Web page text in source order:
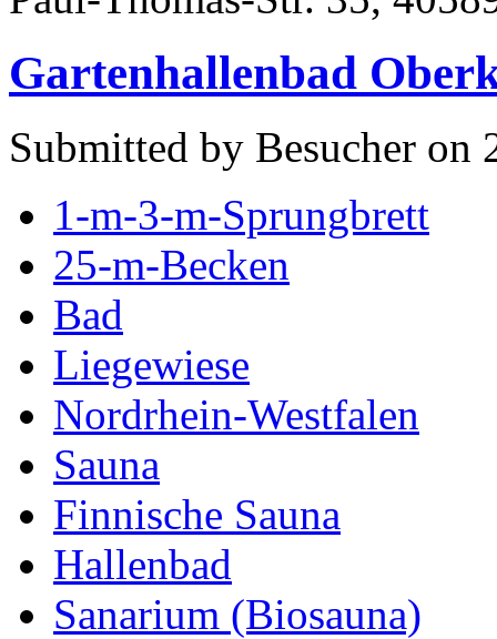
Gartenhallenbad
Submitted by Besucher on
1-m-3-m-Sprungbrett
25-m-Becken
Bad
Liegewiese
Nordrhein-Westfalen
Sauna
Finnische Sauna
Hallenbad
Sanarium (Biosauna)